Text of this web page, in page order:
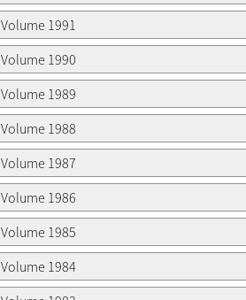
Volume 1991
Volume 1990
Volume 1989
Volume 1988
Volume 1987
Volume 1986
Volume 1985
Volume 1984